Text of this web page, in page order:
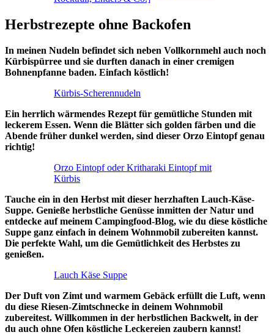
Herbstrezepte ohne Backofen
In meinen Nudeln befindet sich neben Vollkornmehl auch noch
Kürbispürree und sie durften danach in einer cremigen
Bohnenpfanne baden. Einfach köstlich!
Kürbis-Scherennudeln
Ein herrlich wärmendes Rezept für gemütliche Stunden mit
leckerem Essen. Wenn die Blätter sich golden färben und die
Abende früher dunkel werden, sind dieser Orzo Eintopf genau
richtig!
Orzo Eintopf oder Kritharaki Eintopf mit
Kürbis
Tauche ein in den Herbst mit dieser herzhaften Lauch-Käse-
Suppe. Genieße herbstliche Genüsse inmitten der Natur und
entdecke auf meinem Campingfood-Blog, wie du diese köstliche
Suppe ganz einfach in deinem Wohnmobil zubereiten kannst.
Die perfekte Wahl, um die Gemütlichkeit des Herbstes zu
genießen.
Lauch Käse Suppe
Der Duft von Zimt und warmem Gebäck erfüllt die Luft, wenn
du diese Riesen-Zimtschnecke in deinem Wohnmobil
zubereitest. Willkommen in der herbstlichen Backwelt, in der
du auch ohne Ofen köstliche Leckereien zaubern kannst!